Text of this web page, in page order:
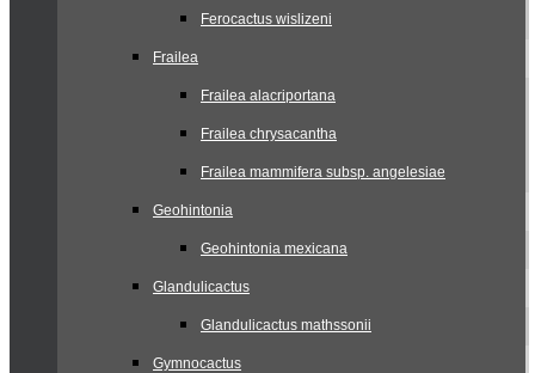
Ferocactus wislizeni
Frailea
Frailea alacriportana
Frailea chrysacantha
Frailea mammifera subsp. angelesiae
Geohintonia
Geohintonia mexicana
Glandulicactus
Glandulicactus mathssonii
Gymnocactus